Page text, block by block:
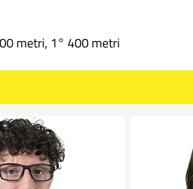
metri, 1° 400 metri